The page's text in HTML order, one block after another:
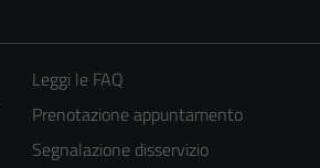
Leggi le FAQ
Prenotazione appuntamento
Segnalazione disservizio